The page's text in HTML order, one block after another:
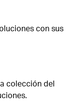
con sus
colección del